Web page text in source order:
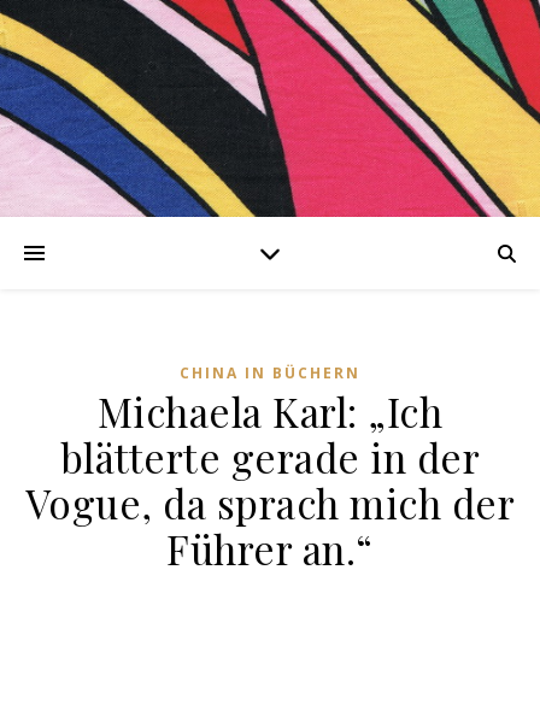
CHINA IN BÜCHERN
Michaela Karl: „Ich
blätterte gerade in der
Vogue, da sprach mich der
Führer an.“